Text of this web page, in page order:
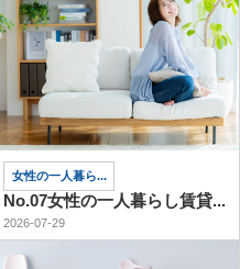
女性の一人暮ら...
No.07女性の一人暮らし賃貸...
2026-07-29